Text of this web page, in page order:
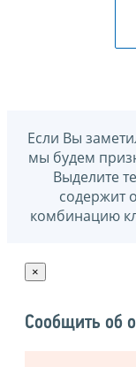
Если Вы
мы будем
Выделите
содержит
комбинацию
×
Сообщить об